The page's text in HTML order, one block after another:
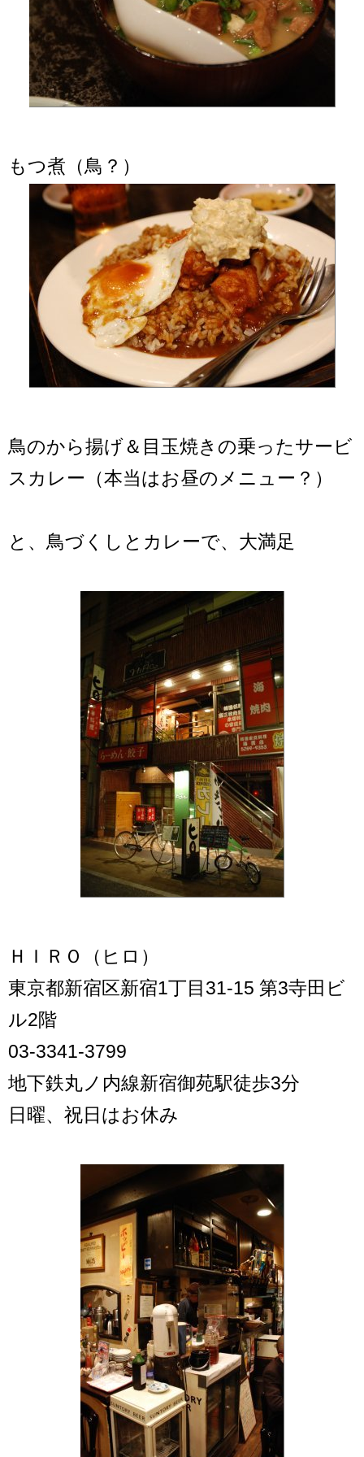
もつ煮（鳥？）
鳥のから揚げ＆目玉焼きの乗ったサービ
スカレー（本当はお昼のメニュー？）
と、鳥づくしとカレーで、大満足
ＨＩＲＯ（ヒロ）
東京都新宿区新宿1丁目31-15 第3寺田ビ
ル2階
03-3341-3799
地下鉄丸ノ内線新宿御苑駅徒歩3分
日曜、祝日はお休み